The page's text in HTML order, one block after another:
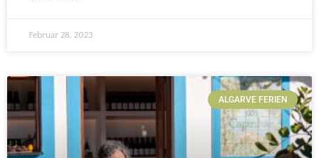
Februar 28, 2023
ALGARVE FERIEN